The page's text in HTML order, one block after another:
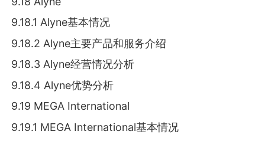
9.18.1 Alyne基本情况
9.18.2 Alyne主要产品和服务介绍
9.18.3 Alyne经营情况分析
9.18.4 Alyne优势分析
9.19 MEGA International
9.19.1 MEGA International基本情况